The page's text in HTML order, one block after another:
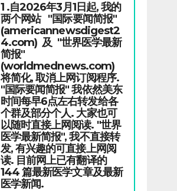
1 .自2026年3月1日起, 我的
两个网站 "国际要闻简报"
(americannewsdigest2
4.com) 及 "世界医学最新
简报"
(worldmednews.com)
将简化, 取消上网订阅程序.
"国际要闻简报" 我依然美东
时间每早6点左右转发给各
个群及部分个人. 大家也可
以随时直接上网阅读. "世界
医学最新简报", 我不直接转
发, 有兴趣的可直接上网阅
读. 目前网上已有翻译的
144 篇最新医学文章及最新
医学新闻.